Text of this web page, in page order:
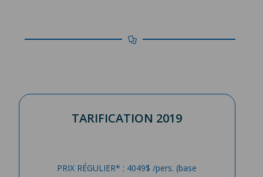
TARIFICATION 2019
PRIX RÉGULIER* : 4049$ /pers. (base